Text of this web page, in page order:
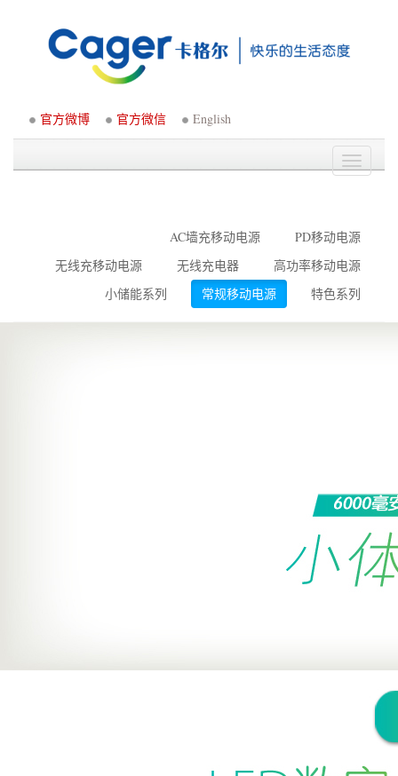
官方微博 官方微信 English
Toggle
AC墙充移动电源
PD移动电源
无线充移动电源
无线充电器
高功率移动电源
小储能系列
常规移动电源 特色系列